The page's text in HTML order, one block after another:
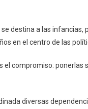
destina a las infancias,
en el centro de las
el compromiso: ponerlas
diversas